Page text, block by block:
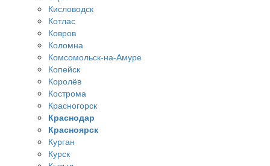
Кисловодск
Котлас
Ковров
Коломна
Комсомольск-на-Амуре
Копейск
Королёв
Кострома
Красногорск
Краснодар
Красноярск
Курган
Курск